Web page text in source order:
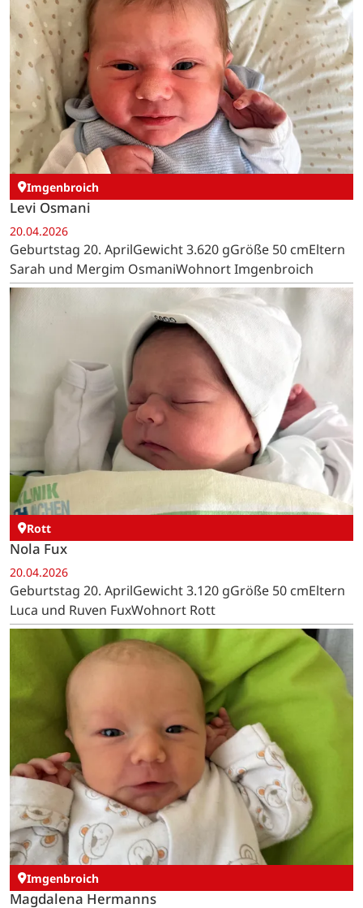
Imgenbroich
Levi Osmani
20.04.2026
Geburtstag 20. AprilGewicht 3.620 gGröße 50 cmEltern
Sarah und Mergim OsmaniWohnort Imgenbroich
Rott
Nola Fux
20.04.2026
Geburtstag 20. AprilGewicht 3.120 gGröße 50 cmEltern
Luca und Ruven FuxWohnort Rott
Imgenbroich
Magdalena Hermanns